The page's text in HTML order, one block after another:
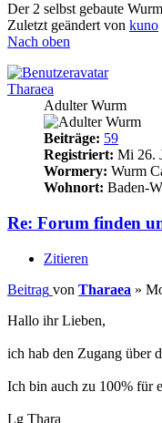
Der 2 selbst gebaute
Zuletzt geändert von kuno
Nach oben
Tharaea
Adulter Wurm
Beiträge: 59
Registriert: Mi 26.
Wormery: Wurm
Wohnort: Baden-
Re: Forum finden
Zitieren
Beitrag von Tharaea »
Hallo ihr Lieben,
ich hab den Zugang über
Ich bin auch zu 100% für
Lg Thara